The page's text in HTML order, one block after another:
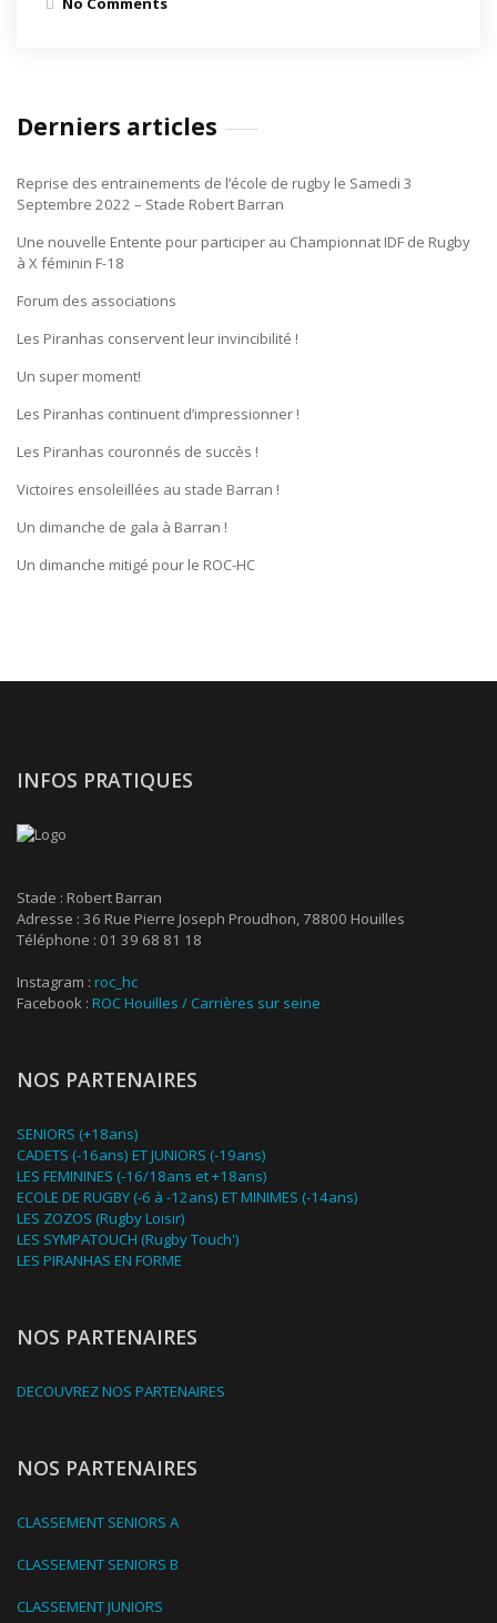
Derniers articles
Reprise des entrainements de l’école de rugby le Samedi 3
Septembre 2022 – Stade Robert Barran
Une nouvelle Entente pour participer au Championnat IDF de Rugby
à X féminin F-18
Forum des associations
Les Piranhas conservent leur invincibilité !
Un super moment!
Les Piranhas continuent d’impressionner !
Les Piranhas couronnés de succès !
Victoires ensoleillées au stade Barran !
Un dimanche de gala à Barran !
Un dimanche mitigé pour le ROC-HC
INFOS PRATIQUES
Stade : Robert Barran
Adresse : 36 Rue Pierre Joseph Proudhon, 78800 Houilles
Téléphone : 01 39 68 81 18
Instagram : roc_hc
Facebook : ROC Houilles / Carrières sur seine
NOS PARTENAIRES
SENIORS (+18ans)
CADETS (-16ans) ET JUNIORS (-19ans)
LES FEMININES (-16/18ans et +18ans)
ECOLE DE RUGBY (-6 à -12ans) ET MINIMES (-14ans)
LES ZOZOS (Rugby Loisir)
LES SYMPATOUCH (Rugby Touch')
LES PIRANHAS EN FORME
NOS PARTENAIRES
DECOUVREZ NOS PARTENAIRES
NOS PARTENAIRES
CLASSEMENT SENIORS A
CLASSEMENT SENIORS B
CLASSEMENT JUNIORS